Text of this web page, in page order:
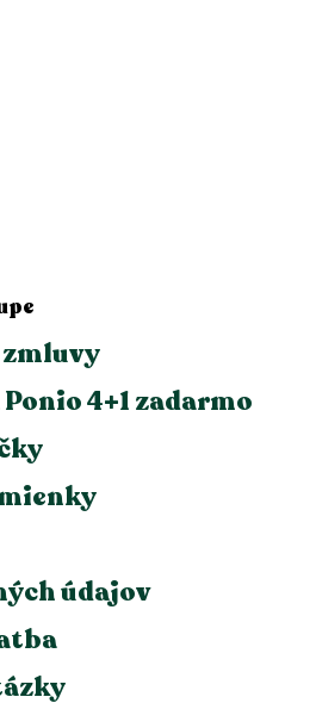
4+1 zadarmo
údajov